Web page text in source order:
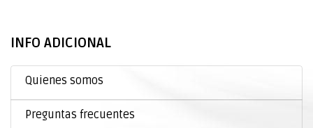
INFO ADICIONAL
Quienes somos
Preguntas frecuentes